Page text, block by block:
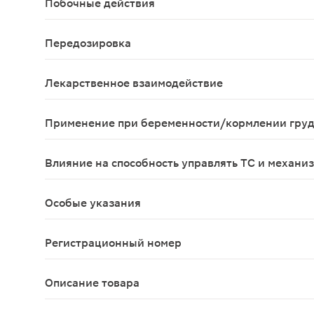
Побочные действия
Со стороны иммунной системы: очень редко —
Передозировка
Лекарственное взаимодействие
Применение при беременности/кормлении
Влияние на способность управлять ТС и
Особые указания
Регистрационный номер
Описание товара